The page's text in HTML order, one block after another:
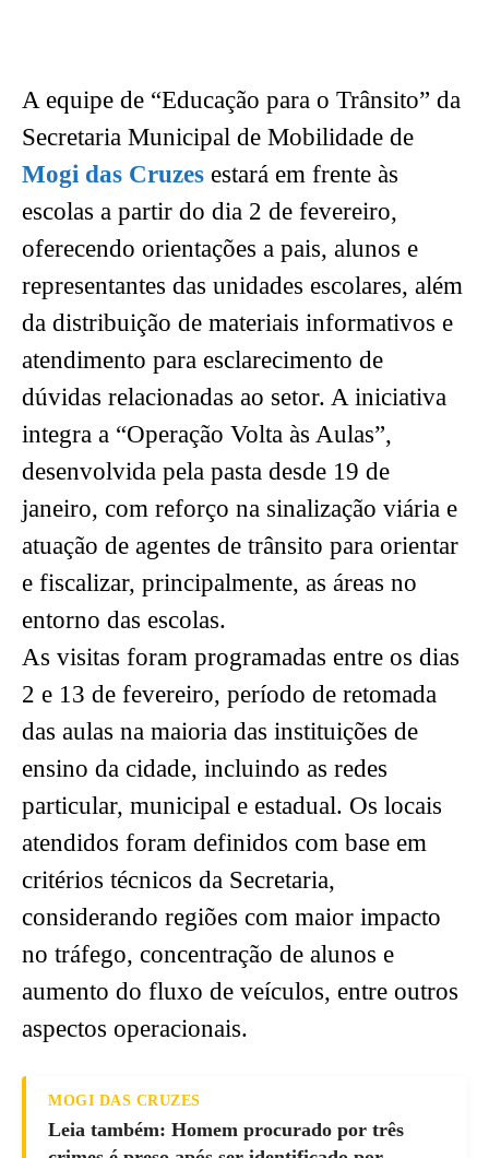
A equipe de “Educação para o Trânsito” da
Secretaria Municipal de Mobilidade de
Mogi das Cruzes estará em frente às
escolas a partir do dia 2 de fevereiro,
oferecendo orientações a pais, alunos e
representantes das unidades escolares, além
da distribuição de materiais informativos e
atendimento para esclarecimento de
dúvidas relacionadas ao setor. A iniciativa
integra a “Operação Volta às Aulas”,
desenvolvida pela pasta desde 19 de
janeiro, com reforço na sinalização viária e
atuação de agentes de trânsito para orientar
e fiscalizar, principalmente, as áreas no
entorno das escolas.
As visitas foram programadas entre os dias
2 e 13 de fevereiro, período de retomada
das aulas na maioria das instituições de
ensino da cidade, incluindo as redes
particular, municipal e estadual. Os locais
atendidos foram definidos com base em
critérios técnicos da Secretaria,
considerando regiões com maior impacto
no tráfego, concentração de alunos e
aumento do fluxo de veículos, entre outros
aspectos operacionais.
MOGI DAS CRUZES
Leia também: Homem procurado por três